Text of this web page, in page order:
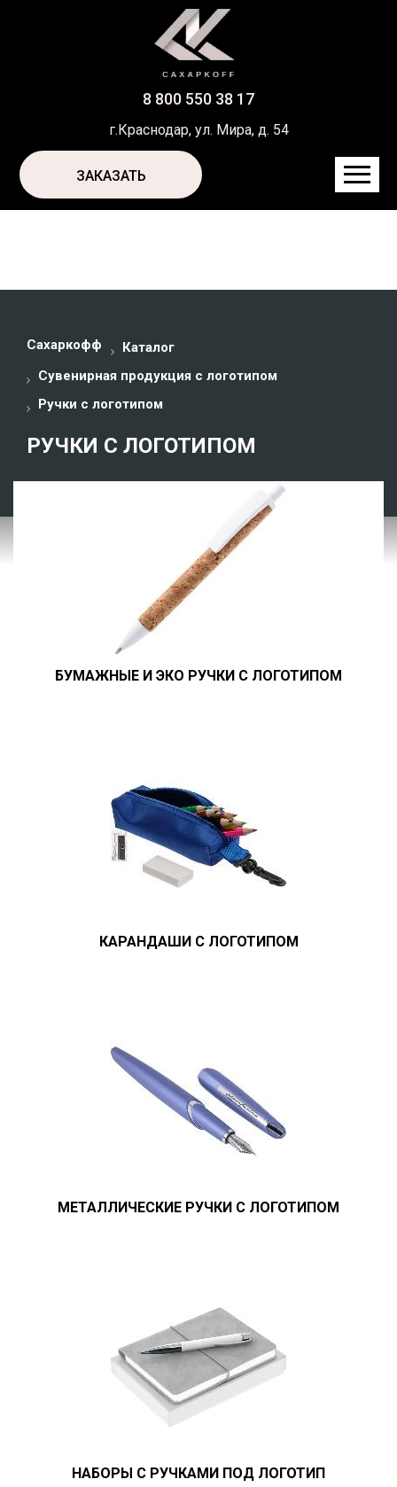
8 800 550 38 17
г.Краснодар, ул. Мира, д. 54
ЗАКАЗАТЬ
Сахаркофф
Каталог
Сувенирная продукция с логотипом
Ручки с логотипом
РУЧКИ С ЛОГОТИПОМ
БУМАЖНЫЕ И ЭКО РУЧКИ С ЛОГОТИПОМ
КАРАНДАШИ С ЛОГОТИПОМ
МЕТАЛЛИЧЕСКИЕ РУЧКИ С ЛОГОТИПОМ
НАБОРЫ С РУЧКАМИ ПОД ЛОГОТИП